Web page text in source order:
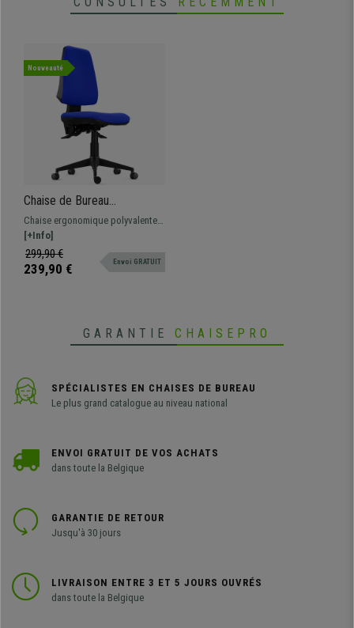
Nouveauté
Chaise de Bureau
Ergonomique INDIANA
BASE, Usage Intensif
8H,Très Solide, en Tissu
Bleu
Chaise ergonomique polyvalente,
fonctionnelle et très confortable
grâce à son rembourrage épais.
Tapissée en tissu de qualité.
[+Info]
299,90 €
239,90 € Envoi GRATUIT
GARANTIE CHAISEPRO
SPÉCIALISTES EN CHAISES DE BUREAU
Le plus grand catalogue au niveau national
ENVOI GRATUIT DE VOS ACHATS
dans toute la Belgique
GARANTIE DE RETOUR
Jusqu'à 30 jours
LIVRAISON ENTRE 3 ET 5 JOURS OUVRÉS
dans toute la Belgique